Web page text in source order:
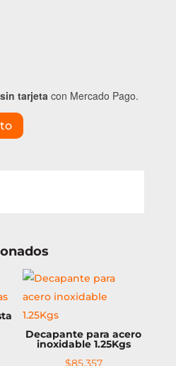
tarjeta con Mercado Pago.
Decapante para acero
inoxidable 1.25Kgs
$85.357